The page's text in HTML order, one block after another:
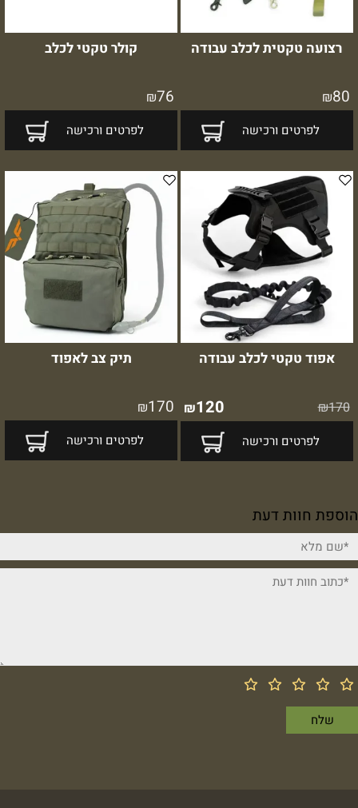
רצועה טקטית לכלב עבודה
₪80
לפרטים ורכישה
קולר טקטי לכלב
₪76
לפרטים ורכישה
אפוד טקטי לכלב עבודה
₪170
₪120
לפרטים ורכישה
תיק צב לאפוד
₪170
לפרטים ורכישה
הוספת חוות דעת